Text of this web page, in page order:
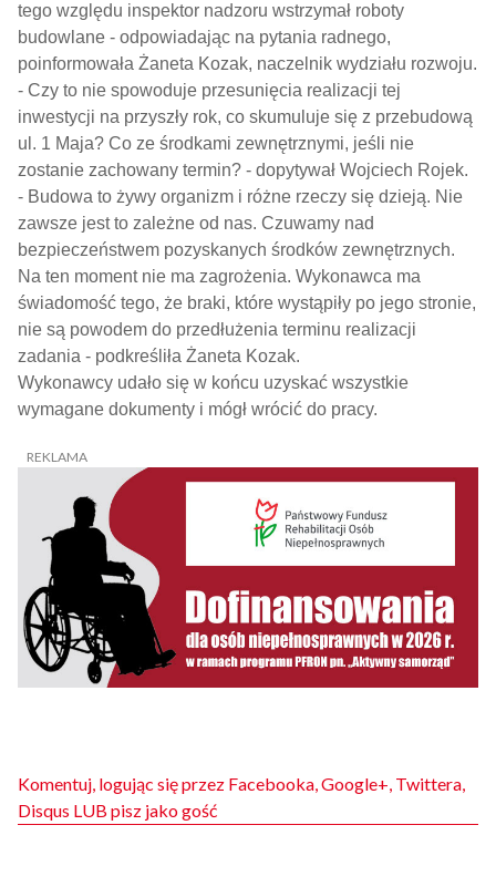
tego względu inspektor nadzoru wstrzymał roboty
budowlane - odpowiadając na pytania radnego,
poinformowała Żaneta Kozak, naczelnik wydziału rozwoju.
- Czy to nie spowoduje przesunięcia realizacji tej
inwestycji na przyszły rok, co skumuluje się z przebudową
ul. 1 Maja? Co ze środkami zewnętrznymi, jeśli nie
zostanie zachowany termin? - dopytywał Wojciech Rojek.
- Budowa to żywy organizm i różne rzeczy się dzieją. Nie
zawsze jest to zależne od nas. Czuwamy nad
bezpieczeństwem pozyskanych środków zewnętrznych.
Na ten moment nie ma zagrożenia. Wykonawca ma
świadomość tego, że braki, które wystąpiły po jego stronie,
nie są powodem do przedłużenia terminu realizacji
zadania - podkreśliła Żaneta Kozak.
Wykonawcy udało się w końcu uzyskać wszystkie
wymagane dokumenty i mógł wrócić do pracy.
Komentuj, logując się przez Facebooka, Google+, Twittera,
Disqus LUB pisz jako gość